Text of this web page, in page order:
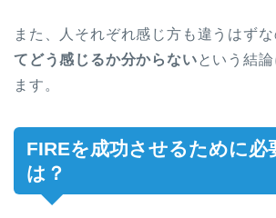
また、人それぞれ感じ方も違うはずな
てどう感じるか分からない という結
ます。
FIREを成功させるために必
は？